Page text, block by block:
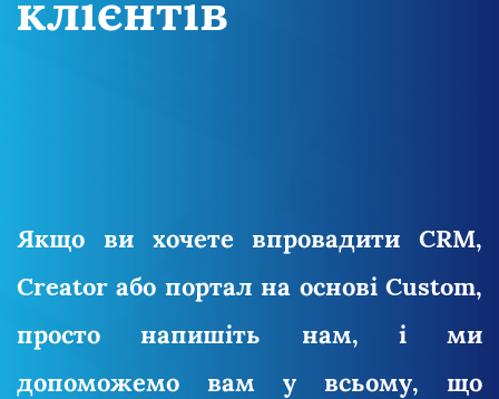
годин на обслуговуванні клієнтів
Якщо ви хочете впровадити CRM,
Creator або портал на основі Custom,
просто напишіть нам, і ми
допоможемо вам у всьому, що